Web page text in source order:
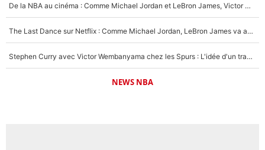
De la NBA au cinéma : Comme Michael Jordan et LeBron James, Victor Wembanyama rêve d'une carrière d'acteur !
The Last Dance sur Netflix : Comme Michael Jordan, LeBron James va avoir le droit à sa série !
Stephen Curry avec Victor Wembanyama chez les Spurs : L'idée d'un trade historique est lancée en NBA !
NEWS NBA